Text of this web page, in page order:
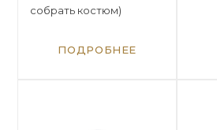
собрать костюм)
ПОДРОБНЕЕ